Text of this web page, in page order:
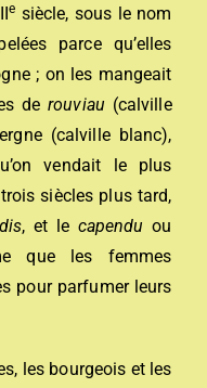
e siècle, sous le nom
parce qu’elles
; on les mangeait
derouviau (calville
(calville blanc),
vendait le plus
siècles plus tard,
, et le capendu ou
que les femmes
pour parfumer leurs
les bourgeois et les